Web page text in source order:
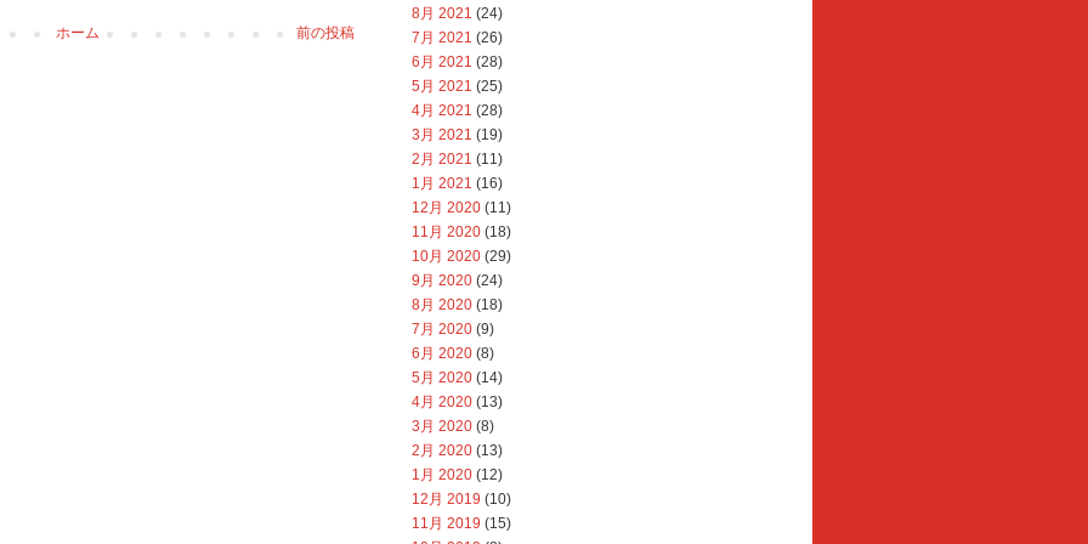
前の投稿
ホーム
8月 2021 (24)
7月 2021 (26)
6月 2021 (28)
5月 2021 (25)
4月 2021 (28)
3月 2021 (19)
2月 2021 (11)
1月 2021 (16)
12月 2020 (11)
11月 2020 (18)
10月 2020 (29)
9月 2020 (24)
8月 2020 (18)
7月 2020 (9)
6月 2020 (8)
5月 2020 (14)
4月 2020 (13)
3月 2020 (8)
2月 2020 (13)
1月 2020 (12)
12月 2019 (10)
11月 2019 (15)